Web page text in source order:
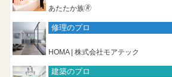
あたたか族🄬
修理のプロ
HOMA | 株式会社モアテック
建築のプロ